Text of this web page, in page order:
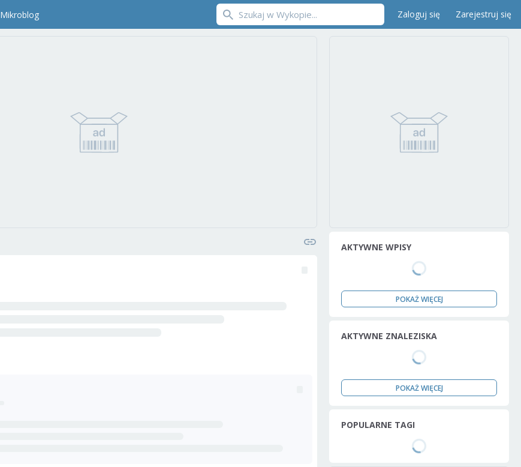
Mikroblog Zaloguj się Zarejestruj się
AKTYWNE WPISY
POKAŻ WIĘCEJ
AKTYWNE ZNALEZISKA
POKAŻ WIĘCEJ
POPULARNE TAGI